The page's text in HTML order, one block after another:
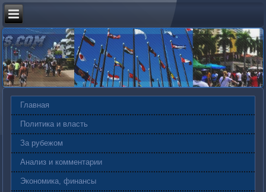
Главная
Политика и власть
За рубежом
Анализ и комментарии
Экономика, финансы